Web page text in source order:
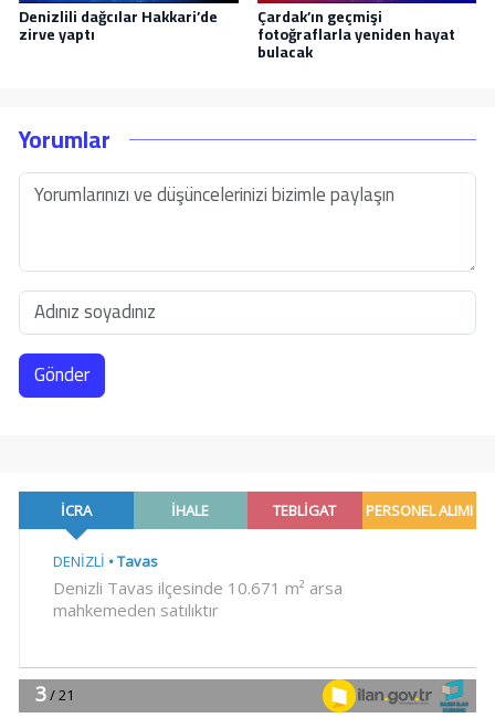
Denizlili dağcılar Hakkari’de
zirve yaptı
Çardak’ın geçmişi
fotoğraflarla yeniden hayat
bulacak
Yorumlar
Gönder